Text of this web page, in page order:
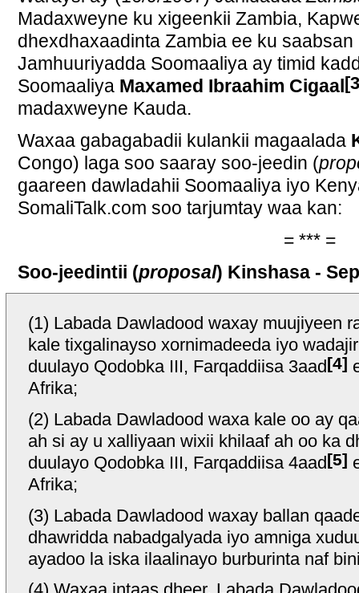
Madaxweyne ku xigeenkii Zambia,
dhexdhaxaadinta Zambia ee ku
Jamhuuriyadda Soomaaliya ay timid
Soomaaliya Maxamed Ibraahim Cigaal
madaxweyne Kauda.
Waxaa gabagabadii kulankii magaalada
Congo) laga soo saaray soo-jeedin (
gaareen dawladahii Soomaaliya iyo
SomaliTalk.com soo tarjumtay waa kan:
= *** =
Soo-jeedintii (proposal) Kinshasa -
(1) Labada Dawladood waxay muujiyeen
kale tixgalinayso xornimadeeda iyo
duulayo Qodobka III, Farqaddiisa 3aad[4]
Afrika;
(2) Labada Dawladood waxa kale oo ay
ah si ay u xalliyaan wixii khilaaf ah oo ka
duulayo Qodobka III, Farqaddiisa 4aad[5]
Afrika;
(3) Labada Dawladood waxay ballan
dhawridda nabadgalyada iyo amniga
ayadoo la iska ilaalinayo burburinta naf